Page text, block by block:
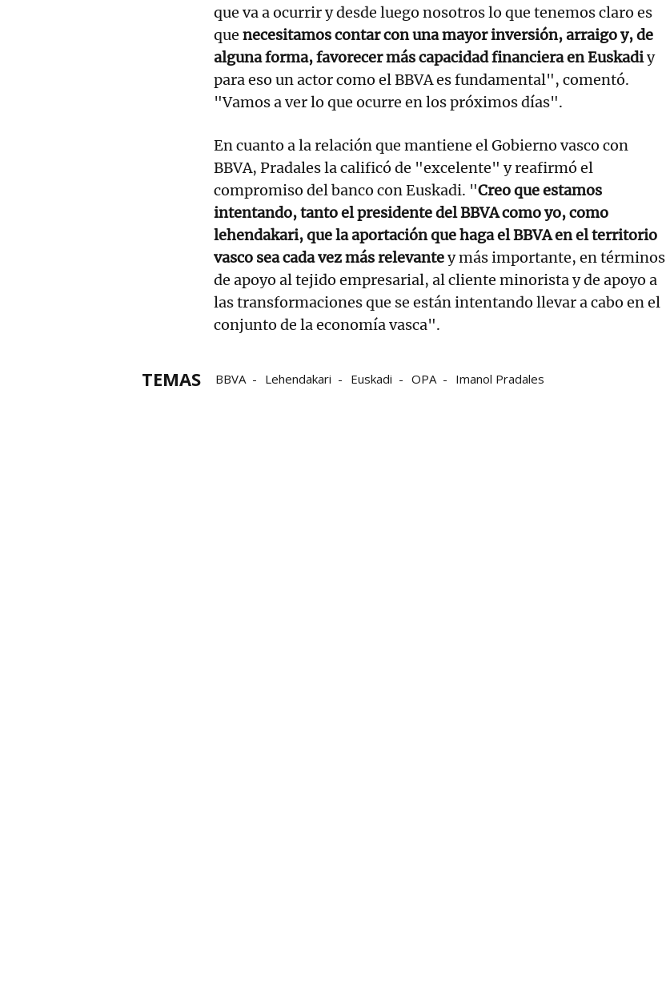
que va a ocurrir y desde luego nosotros lo que tenemos claro es
que necesitamos contar con una mayor inversión, arraigo y, de
alguna forma, favorecer más capacidad financiera en Euskadiy
para eso un actor como el BBVA es fundamental", comentó.
"Vamos a ver lo que ocurre en los próximos días".
En cuanto a la relación que mantiene el Gobierno vasco con
BBVA, Pradales la calificó de "excelente" y reafirmó el
compromiso del banco con Euskadi. "Creo que estamos
intentando, tanto el presidente del BBVA como yo, como
lehendakari, que la aportación que haga el BBVA en el territorio
vasco sea cada vez más relevantey más importante, en términos
de apoyo al tejido empresarial, al cliente minorista y de apoyo a
las transformaciones que se están intentando llevar a cabo en el
conjunto de la economía vasca".
TEMAS BBVA Lehendakari Euskadi OPA Imanol Pradales